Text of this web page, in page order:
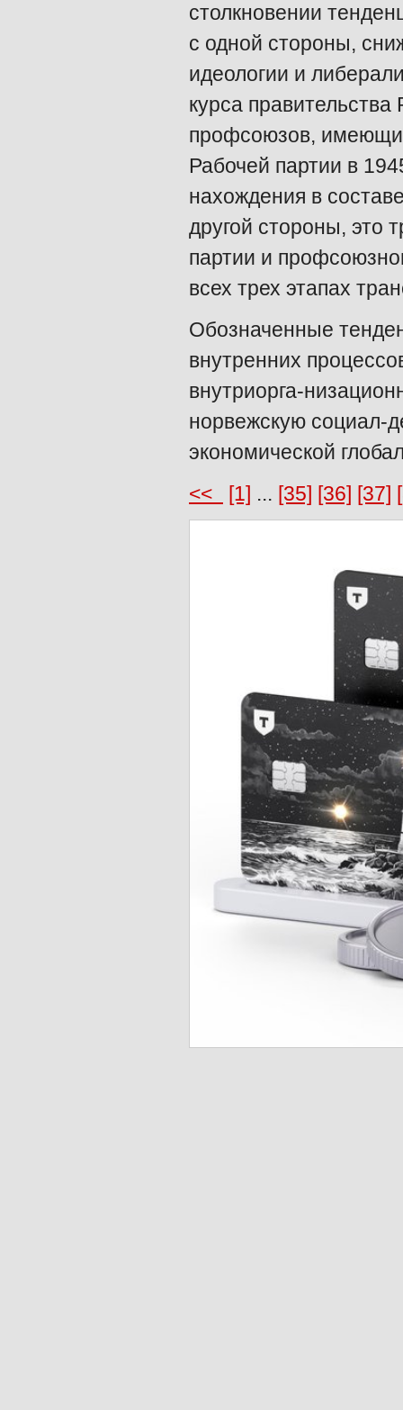
столкновении
с одной стороны,
идеологии и
курса
профсоюзов,
Рабочей партии в
нахождения в
другой стороны, это
партии и
всех трех этапах
Обозначенные
внутренних
внутриорга-
норвежскую социал-
экономической
<<
[1] ... [35] [36] [37]